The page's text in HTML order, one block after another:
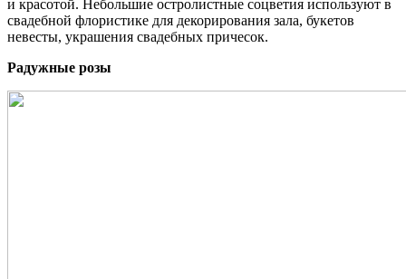
и красотой. Небольшие остролистные соцветия используют в
свадебной флористике для декорирования зала, букетов
невесты, украшения свадебных причесок.
Радужные розы